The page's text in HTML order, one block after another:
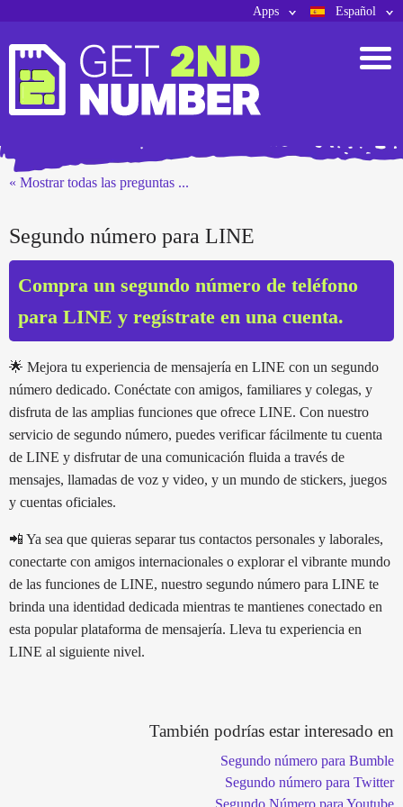
Español
Apps
« Mostrar todas las preguntas ...
Segundo número para LINE
Compra un segundo número de teléfono
para LINE y regístrate en una cuenta.
🌟 Mejora tu experiencia de mensajería en LINE con un segundo
número dedicado. Conéctate con amigos, familiares y colegas, y
disfruta de las amplias funciones que ofrece LINE. Con nuestro
servicio de segundo número, puedes verificar fácilmente tu cuenta
de LINE y disfrutar de una comunicación fluida a través de
mensajes, llamadas de voz y video, y un mundo de stickers, juegos
y cuentas oficiales.
📲 Ya sea que quieras separar tus contactos personales y laborales,
conectarte con amigos internacionales o explorar el vibrante mundo
de las funciones de LINE, nuestro segundo número para LINE te
brinda una identidad dedicada mientras te mantienes conectado en
esta popular plataforma de mensajería. Lleva tu experiencia en
LINE al siguiente nivel.
También podrías estar interesado en
Segundo número para Bumble
Segundo número para Twitter
Segundo Número para Youtube